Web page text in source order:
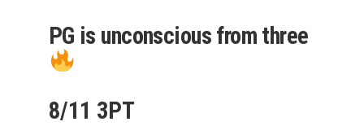
PG is unconscious from three
8/11 3PT